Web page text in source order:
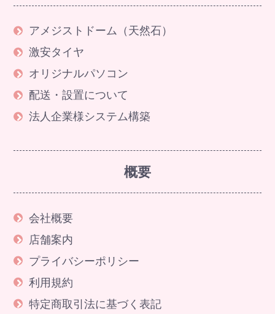
アメジストドーム（天然石）
激安タイヤ
オリジナルパソコン
配送・設置について
法人企業様システム構築
概要
会社概要
店舗案内
プライバシーポリシー
利用規約
特定商取引法に基づく表記